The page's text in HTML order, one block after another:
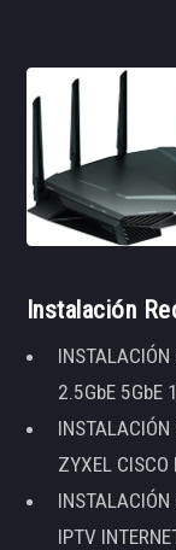
Instalación
INSTALACIÓN
2.5GbE 5GbE
INSTALACIÓN
ZYXEL
INSTALACIÓN
IPTV